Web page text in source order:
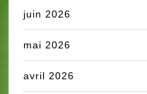
juin 2026
mai 2026
avril 2026